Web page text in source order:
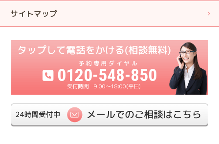
サイトマップ
0120-548-850
9:00〜18:00(平日)